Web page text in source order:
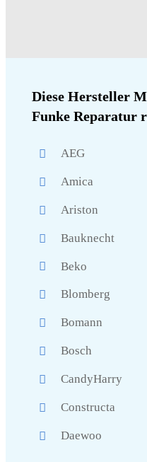
Diese Hersteller
Funke Reparatur
AEG
Amica
Ariston
Bauknecht
Beko
Blomberg
Bomann
Bosch
CandyHarry
Constructa
Daewoo